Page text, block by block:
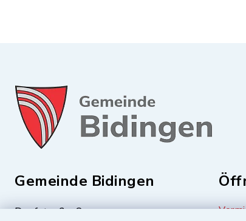
Gemeinde Bidingen
Dorfstraße 8